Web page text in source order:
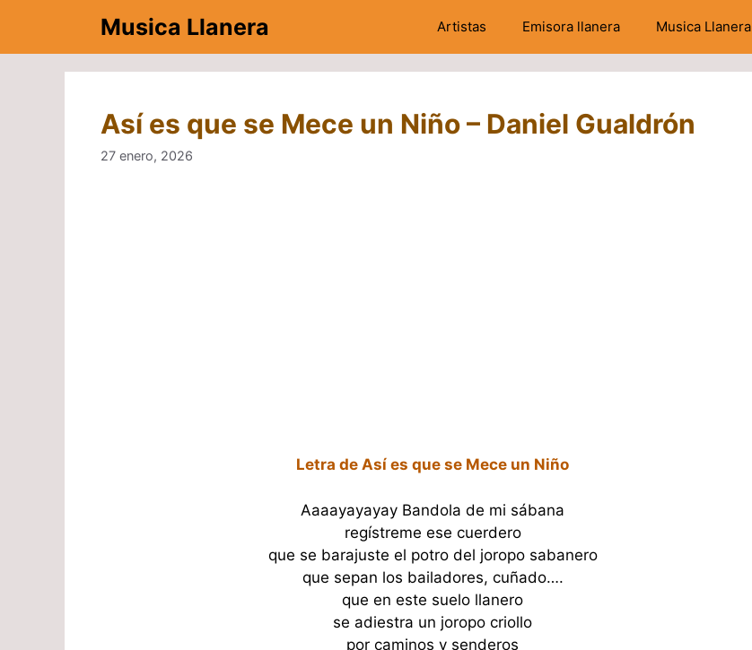
contenido
Musica Llanera Artistas Emisora llanera Musica Llanera
Así es que se Mece un Niño – Daniel Gualdrón
27 enero, 2026
Letra de Así es que se Mece un Niño
Aaaayayayay Bandola de mi sábana
regístreme ese cuerdero
que se barajuste el potro del joropo sabanero
que sepan los bailadores, cuñado….
que en este suelo llanero
se adiestra un joropo criollo
por caminos y senderos